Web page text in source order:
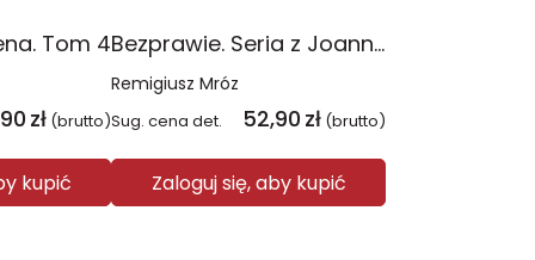
Tom 4
zł (brutto)
kupić
Bezprawie. Seria z Joanną Chyłką. Tom 20
Remigiusz Mróz
Sug. cena det. 52,90 zł (brutto)
Zaloguj się, aby kupić